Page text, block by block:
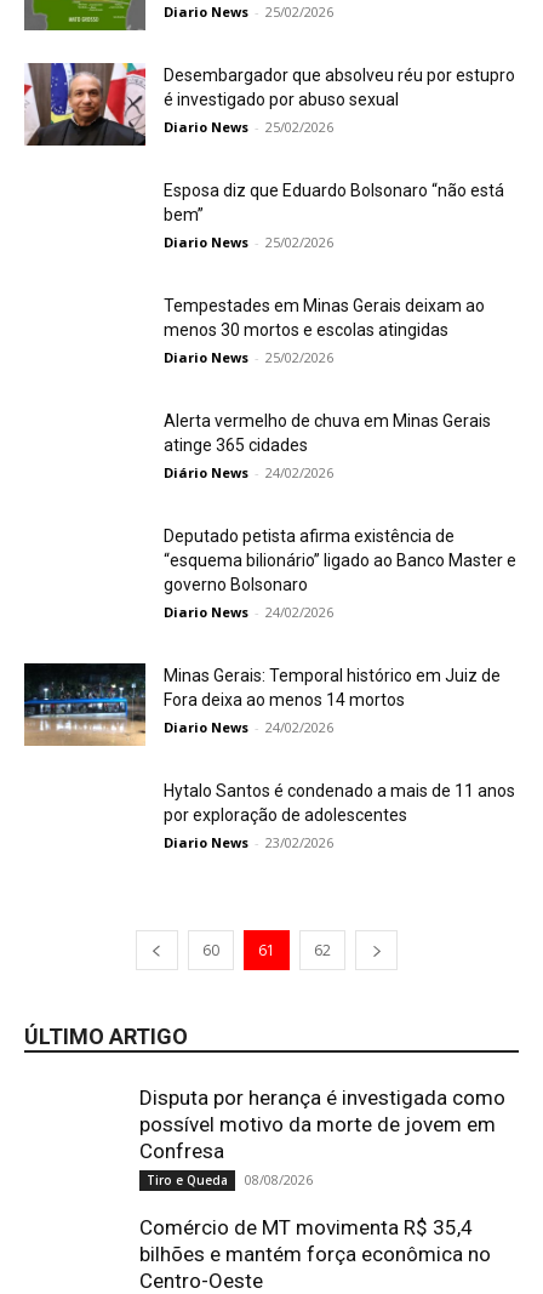
Diario News - 25/02/2026
Desembargador que absolveu réu por estupro
é investigado por abuso sexual
Diario News - 25/02/2026
Esposa diz que Eduardo Bolsonaro “não está
bem”
Diario News - 25/02/2026
Tempestades em Minas Gerais deixam ao
menos 30 mortos e escolas atingidas
Diario News - 25/02/2026
Alerta vermelho de chuva em Minas Gerais
atinge 365 cidades
Diário News - 24/02/2026
Deputado petista afirma existência de
“esquema bilionário” ligado ao Banco Master e
governo Bolsonaro
Diario News - 24/02/2026
Minas Gerais: Temporal histórico em Juiz de
Fora deixa ao menos 14 mortos
Diario News - 24/02/2026
Hytalo Santos é condenado a mais de 11 anos
por exploração de adolescentes
Diario News - 23/02/2026
60 61 62
ÚLTIMO ARTIGO
Disputa por herança é investigada como
possível motivo da morte de jovem em
Confresa
Tiro e Queda 08/08/2026
Comércio de MT movimenta R$ 35,4
bilhões e mantém força econômica no
Centro-Oeste